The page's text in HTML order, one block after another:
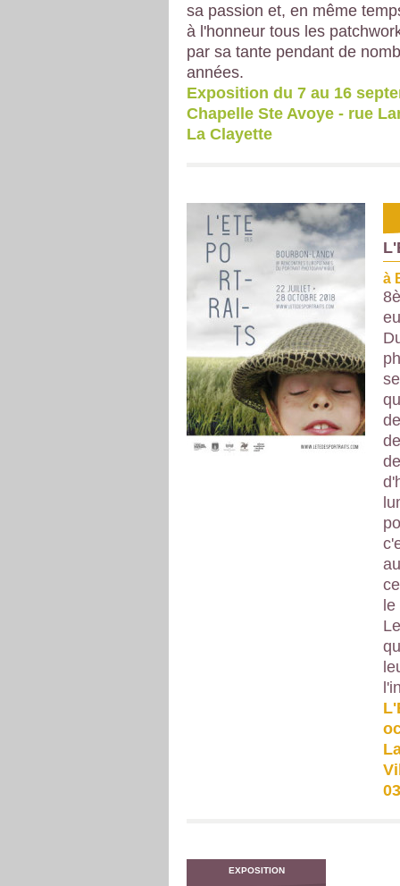
sa passion et, en même
à l'honneur tous les
par sa tante pendant de
années.
Exposition du 7 au 16
Chapelle Ste Avoye - rue
La Clayette
à
EXPOSITION